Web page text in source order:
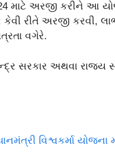
માટે અરજી કરીને આ
રીતે અરજી કરવી,
વગેરે.
સરકાર અથવા રાજ્ય
વિશ્વકર્મા